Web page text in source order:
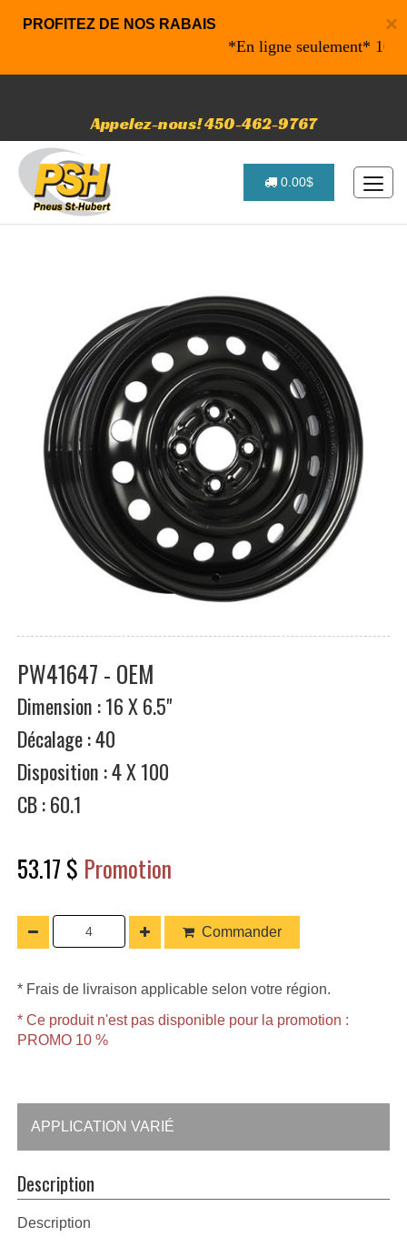
×
PROFITEZ DE NOS RABAIS
*En ligne seulement* 10%
Appelez-nous! 450-462-9767
0.00$
PW41647 - OEM
Dimension : 16 X 6.5"
Décalage : 40
Disposition : 4 X 100
CB : 60.1
53.17 $ Promotion
Commander
* Frais de livraison applicable selon votre région.
* Ce produit n'est pas disponible pour la promotion :
PROMO 10 %
APPLICATION VARIÉ
Description
Description